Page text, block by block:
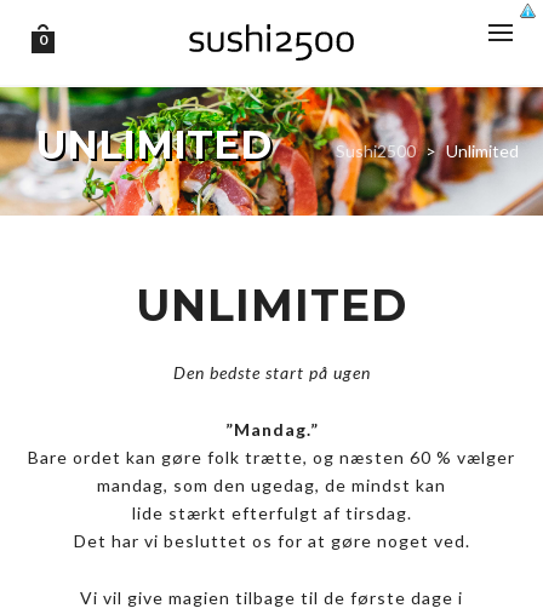
0
UNLIMITED Sushi2500 > Unlimited
UNLIMITED
Den bedste start på ugen
”Mandag.”
Bare ordet kan gøre folk trætte, og næsten 60 % vælger
mandag, som den ugedag, de mindst kan
lide stærkt efterfulgt af tirsdag.
Det har vi besluttet os for at gøre noget ved.
Vi vil give magien tilbage til de første dage i